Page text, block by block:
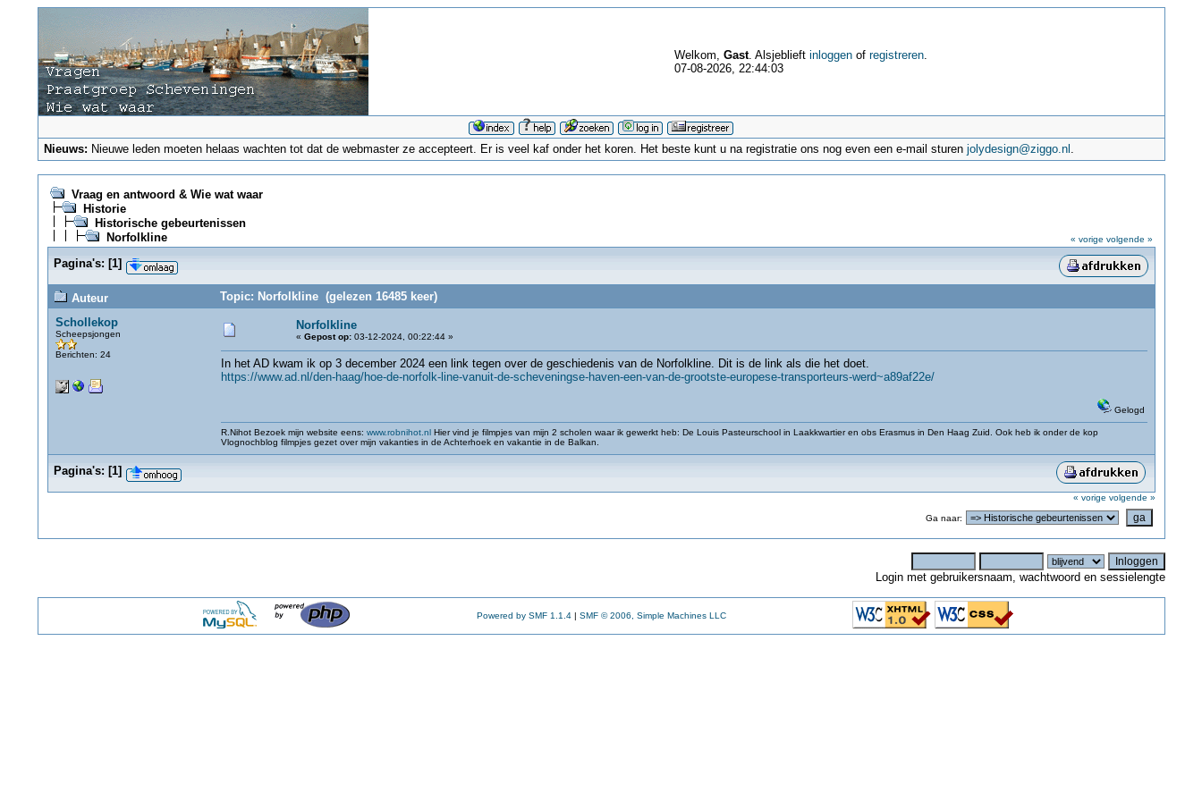
Welkom, Gast. Alsjeblieft inloggenof registreren.
07-08-2026, 22:44:03
Nieuws: Nieuwe leden moeten helaas wachten tot dat de webmaster ze accepteert. Er is veel kaf onder het koren. Het beste kunt u na registratie ons nog even een e-mail sturenjolydesign@ziggo.nl .
Vraag en antwoord & Wie wat waar
Historie
Historische gebeurtenissen
Norfolkline
« vorige volgende »
Pagina's: [1]
Auteur
Topic: Norfolkline (gelezen 16485 keer)
Schollekop
Scheepsjongen
Berichten: 24
Norfolkline
« Gepost op:03-12-2024, 00:22:44 »
In het AD kwam ik op 3 december 2024 een link tegen over de geschiedenis van de Norfolkline. Dit is de link als die het doet.
https://www.ad.nl/den-haag/hoe-de-norfolk-line-vanuit-de-scheveningse-haven-een-van-de-grootste-europese-transporteurs-werd~a89af22e/
Gelogd
R.Nihot Bezoek mijn website eens: www.robnihot.nlHier vind je filmpjes van mijn 2 scholen waar ik gewerkt heb: De Louis Pasteurschool in Laakkwartier en obs Erasmus in Den Haag Zuid. Ook heb ik onder de kop
Vlognochblog filmpjes gezet over mijn vakanties in de Achterhoek en vakantie in de Balkan.
Pagina's: [1]
« vorige volgende »
Ga naar:
Login met gebruikersnaam, wachtwoord en sessielengte
Powered by SMF 1.1.4 | SMF © 2006, Simple Machines LLC